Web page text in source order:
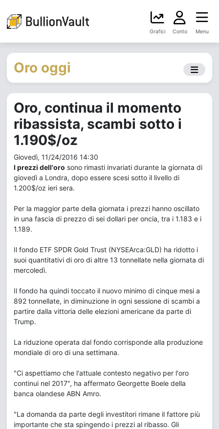
Grafici Conto Menu
Oro oggi
Oro, continua il momento
ribassista, scambi sotto i
1.190$/oz
Giovedì, 11/24/2016 14:30
I prezzi dell'oro sono rimasti invariati durante la giornata di
giovedì a Londra, dopo essere scesi sotto il livello di
1.200$/oz ieri sera.
Per la maggior parte della giornata i prezzi hanno oscillato
in una fascia di prezzo di sei dollari per oncia, tra i 1.183 e i
1.189.
Il fondo ETF SPDR Gold Trust (NYSEArca:GLD) ha ridotto i
suoi quantitativi di oro di altre 13 tonnellate nella giornata di
mercoledì.
Il fondo ha quindi toccato il nuovo minimo di cinque mesi a
892 tonnellate, in diminuzione in ogni sessione di scambi a
partire dalla vittoria delle elezioni americane da parte di
Trump.
La riduzione operata dal fondo corrisponde alla produzione
mondiale di oro di una settimana.
"Ci aspettiamo che l'attuale contesto negativo per l'oro
continui nel 2017", ha affermato Georgette Boele della
banca olandese ABN Amro.
"La domanda da parte degli investitori rimane il fattore più
importante che sta spingendo i prezzi al ribasso. Gli